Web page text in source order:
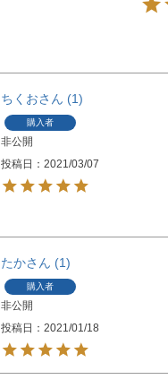
ちくお 1
購入者
非公開
投稿日
2021/03/07
たか 1
購入者
非公開
投稿日
2021/01/18